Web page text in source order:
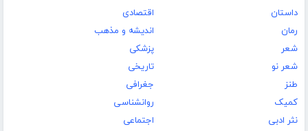
داستان
رمان
شعر
شعر نو
طنز
کمیک
نثر ادبی
اقتصادی
اندیشه و مذهب
پزشکی
تاریخی
جغرافی
روانشناسی
اجتماعی